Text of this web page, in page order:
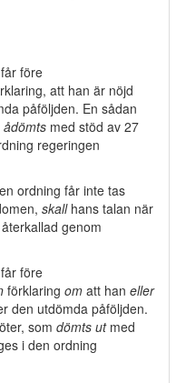
före
att han är nöjd
påföljden. En sådan
ådömts med stöd av 27
regeringen
ordning får inte tas
skallhans talan när
genom
före
förklaring om att han eller
den utdömda påföljden.
som dömts utmed
i den ordning